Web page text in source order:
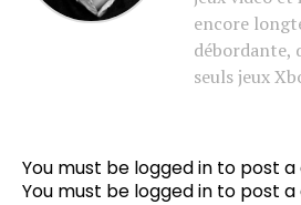
encore
débordante,
seuls jeux
You must be logged in to post
You must be logged in to post